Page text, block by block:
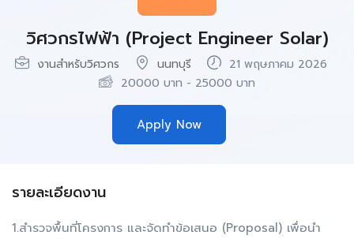
วิศวกรไฟฟ้า (Project Engineer Solar)
งานสำหรับวิศวกร นนทบุรี
21 พฤษภาคม 2026
20000 บาท - 25000 บาท
Apply Now
รายละเอียดงาน
1.สำรวจพื้นที่โครงการ และจัดทำข้อเสนอ (Proposal) เพื่อนำ